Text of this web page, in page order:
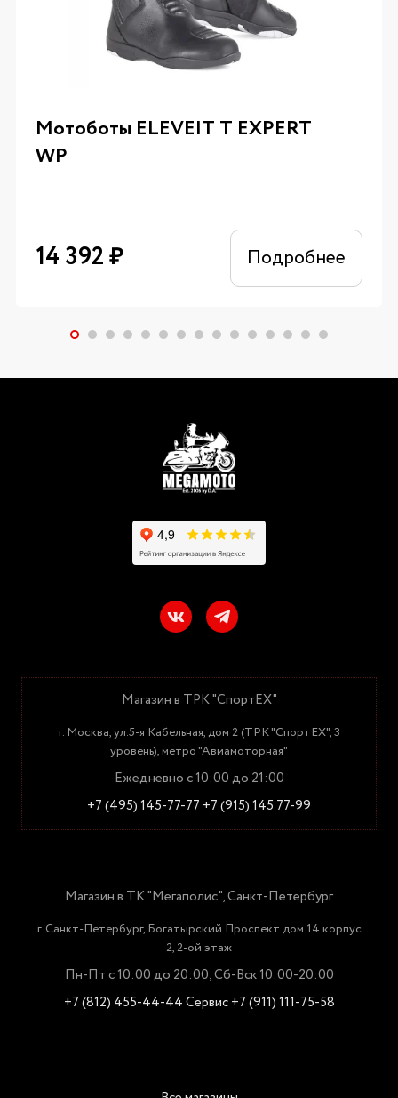
Мотоботы ELEVEIT T EXPERT
WP
14 392₽ Подробнее
Магазин в ТРК "СпортЕХ"
г. Москва, ул.5-я Кабельная, дом 2 (ТРК "СпортЕХ", 3
уровень), метро "Авиамоторная"
Ежедневно с 10:00 до 21:00
+7 (495) 145-77-77 +7 (915) 145 77-99
Магазин в ТК "Мегаполис", Санкт-Петербург
г. Санкт-Петербург, Богатырский Проспект дом 14 корпус
2, 2-ой этаж
Пн-Пт с 10:00 до 20:00, Сб-Вск 10:00-20:00
+7 (812) 455-44-44Сервис +7 (911) 111-75-58